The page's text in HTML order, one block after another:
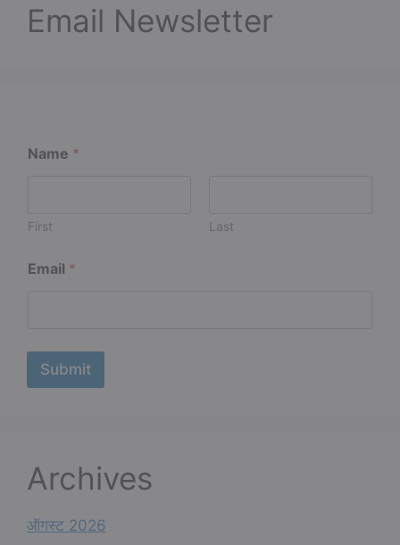
Email Newsletter
Name *
First Last
a
a
e
Email *
Submit
Archives
ऑगस्ट 2026